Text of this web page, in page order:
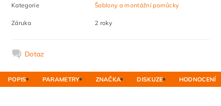
Kategorie Šablony a montážní pomůcky
Záruka 2 roky
Dotaz
POPIS PARAMETRY ZNAČKA DISKUZE HODNOCENÍ